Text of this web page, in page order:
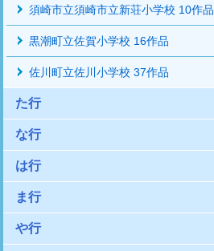
須崎市立須崎市立新荘小学校 10作品
黒潮町立佐賀小学校 16作品
佐川町立佐川小学校 37作品
た行
な行
は行
ま行
や行